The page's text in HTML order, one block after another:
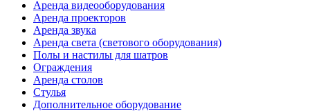
Аренда видеооборудования
Аренда проекторов
Аренда звука
Аренда света (светового оборудования)
Полы и настилы для шатров
Ограждения
Аренда столов
Стулья
Дополнительное оборудование